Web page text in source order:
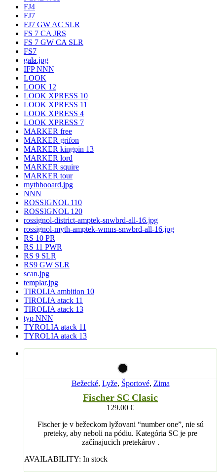
FJ4
FJ7
FJ7 GW AC SLR
FS 7 CA JRS
FS 7 GW CA SLR
FS7
gala.jpg
IFP NNN
LOOK
LOOK 12
LOOK XPRESS 10
LOOK XPRESS 11
LOOK XPRESS 4
LOOK XPRESS 7
MARKER free
MARKER grifon
MARKER kingpin 13
MARKER lord
MARKER squire
MARKER tour
mythbooard.jpg
NNN
ROSSIGNOL 110
ROSSIGNOL 120
rossignol-district-amptek-snwbrd-all-16.jpg
rossignol-myth-amptek-wmns-snwbrd-all-16.jpg
RS 10 PR
RS 11 PWR
RS 9 SLR
RS9 GW SLR
scan.jpg
templar.jpg
TIROLIA ambition 10
TIROLIA atack 11
TIROLIA atack 13
typ NNN
TYROLIA atack 11
TYROLIA atack 13
Bežecké, Lyže, Športové, Zima
Fischer SC Clasic
129.00 €
Fischer je v bežeckom lyžovani “number one”, nie sú
preteky, aby neboli na pódiu. Kategória SC je pre
začínajucich pretekárov .
AVAILABILITY: In stock